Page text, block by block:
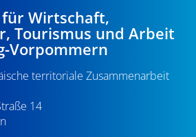
Wirtschaft,
Tourismus und Arbeit
Vorpommern
territoriale Zusammenarbeit
14